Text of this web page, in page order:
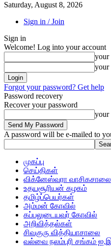
Saturday, August 8, 2026
Sign in / Join
Sign in
Welcome! Log into your account
your
your
Forgot your password? Get help
Password recovery
Recover your password
your
A password will be e-mailed to
முகப்பு
செய்திகள்
விக்னேஸ்வரா வாசிகசாலை
உதயசூரியன் கழகம்
தமிழ்ப்பெயர்கள்
அம்மன் கோவில்
கப்பலுடையவர் கோவில்
அறிவித்தல்கள்
சிவகுரு வித்தியாசாலை
வல்வை நலம்புரி சங்கம்